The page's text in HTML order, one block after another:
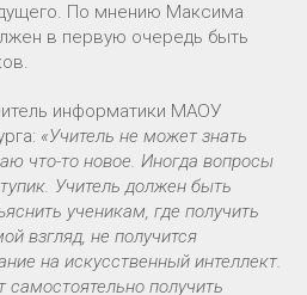
По мнению Максима
в первую очередь быть
информатики МАОУ
«Учитель не может знать
что-то новое. Иногда вопросы
Учитель должен быть
ученикам, где получить
взгляд, не получится
на искусственный интеллект.
получить